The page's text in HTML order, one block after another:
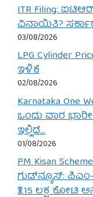
ITR Filing:
ವಿನಾಯಿತಿ?
03/08/2026
LPG Cylinder
ಇಳಿಕೆ
02/08/2026
Karnataka One
ಒಂದು ವಾರ
ಇಲ್ಲಿದೆ…
01/08/2026
PM Kisan
ಗುಡ್‌ನ್ಯೂಸ್:
₹3.15 ಲಕ್ಷ ಕೋಟಿ